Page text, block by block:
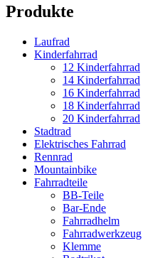
Produkte
Laufrad
Kinderfahrrad
12 Kinderfahrrad
14 Kinderfahrrad
16 Kinderfahrrad
18 Kinderfahrrad
20 Kinderfahrrad
Stadtrad
Elektrisches Fahrrad
Rennrad
Mountainbike
Fahrradteile
BB-Teile
Bar-Ende
Fahrradhelm
Fahrradwerkzeug
Klemme